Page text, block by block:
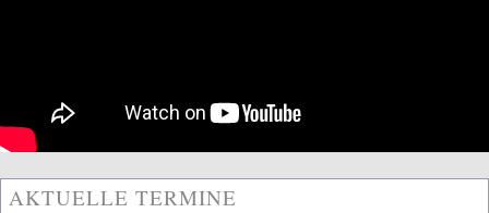
AKTUELLE TERMINE